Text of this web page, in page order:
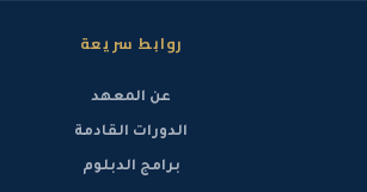
روابط سريعة
عن المعهد
الدورات القادمة
برامج الدبلوم